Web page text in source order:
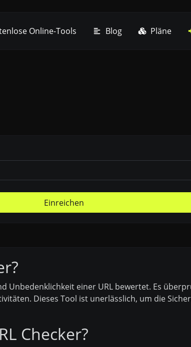
Online-Tools Blog Pläne
Einreichen
Unbedenklichkeit einer URL bewertet. Es
Dieses Tool ist unerlässlich, um die
Checker?